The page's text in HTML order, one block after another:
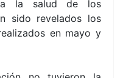
la salud de los
sido revelados los
en mayo y